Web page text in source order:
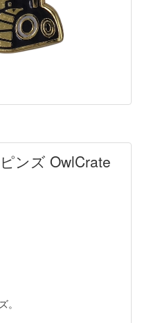
ンズ OwlCrate